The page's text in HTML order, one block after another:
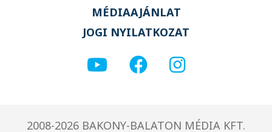
MÉDIAAJÁNLAT
JOGI NYILATKOZAT
2008-2026 BAKONY-BALATON MÉDIA KFT.